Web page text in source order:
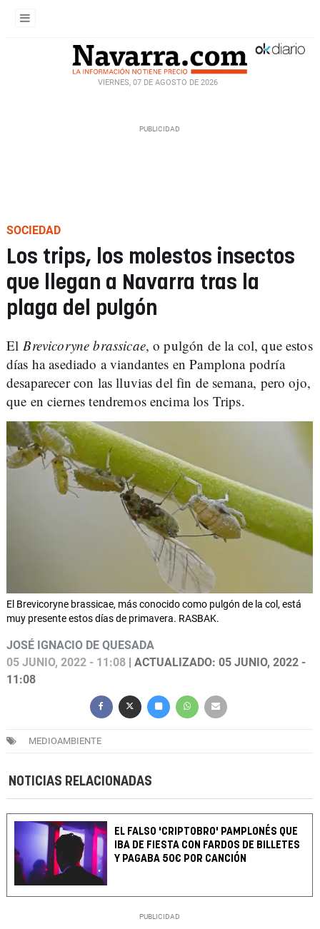
VIERNES, 07 DE AGOSTO DE 2026
SOCIEDAD
Los trips, los molestos insectos
que llegan a Navarra tras la
plaga del pulgón
ElBrevicoryne brassicae, o pulgón de la col, que estos
días ha asediado a viandantes en Pamplona podría
desaparecer con las lluvias del fin de semana, pero ojo,
que en ciernes tendremos encima los Trips.
El Brevicoryne brassicae, más conocido como pulgón de la col, está
muy presente estos días de primavera. RASBAK.
JOSÉ IGNACIO DE QUESADA
05 JUNIO, 2022 - 11:08 | ACTUALIZADO: 05 JUNIO, 2022 -
11:08
MEDIOAMBIENTE
NOTICIAS RELACIONADAS
EL FALSO 'CRIPTOBRO' PAMPLONÉS QUE
IBA DE FIESTA CON FARDOS DE BILLETES
Y PAGABA 50€ POR CANCIÓN